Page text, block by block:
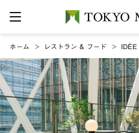
ホーム レストラン & フード IDÉE